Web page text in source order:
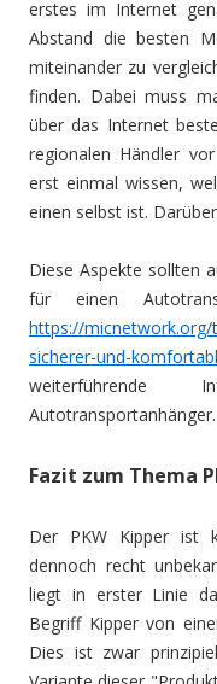
erstes im Internet
Abstand die besten
miteinander zu
finden. Dabei muss
über das Internet
regionalen Händler
erst einmal wissen,
einen selbst ist.
Diese Aspekte sollten
für einen
https://
sicherer-und-
weiterführende
Autotransportanhänger.
Fazit zum Thema
Der PKW Kipper ist
dennoch recht
liegt in erster Linie
Begriff Kipper von
Dies ist zwar